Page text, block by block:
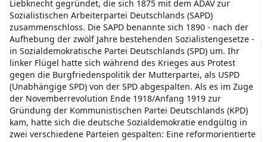
Liebknecht gegründet, die sich 1875 mit dem ADAV zur
Sozialistischen Arbeiterpartei Deutschlands (SAPD)
zusammenschloss. Die SAPD benannte sich 1890 - nach der
Aufhebung der zwölf Jahre bestehenden Sozialistengesetze -
in Sozialdemokratische Partei Deutschlands (SPD) um. Ihr
linker Flügel hatte sich während des Krieges aus Protest
gegen die Burgfriedenspolitik der Mutterpartei, als USPD
(Unabhängige SPD) von der SPD abgespalten. Als es im Zuge
der Novemberrevolution Ende 1918/Anfang 1919 zur
Gründung der Kommunistischen Partei Deutschlands (KPD)
kam, hatte sich die deutsche Sozialdemokratie endgültig in
zwei verschiedene Parteien gespalten: Eine reformorientierte